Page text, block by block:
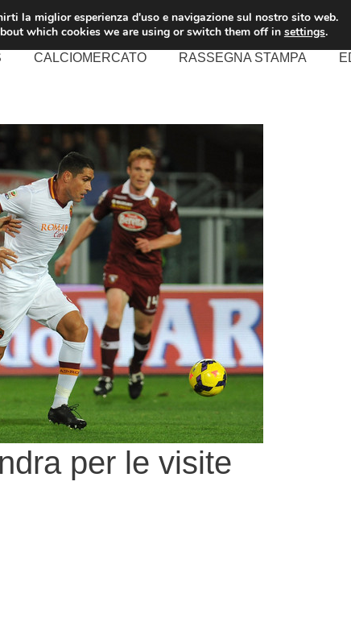
CALCIOMERCATO RASSEGNA STAMPA
per le visite
la miglior esperienza d'uso e navigazione sul nostro sito web.
which cookies we are using or switch them off in settings.